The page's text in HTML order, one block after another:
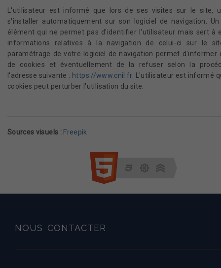
L'utilisateur est informé que lors de ses visites sur le site,
s'installer automatiquement sur son logiciel de navigation.
élément qui ne permet pas d'identifier l'utilisateur mais sert à
informations relatives à la navigation de celui-ci sur le
paramétrage de votre logiciel de navigation permet d'informer
de cookies et éventuellement de la refuser selon la
l'adresse suivante : https://www.cnil.fr. L'utilisateur est informé
cookies peut perturber l'utilisation du site.
Sources visuels : Freepik
NOUS CONTACTER